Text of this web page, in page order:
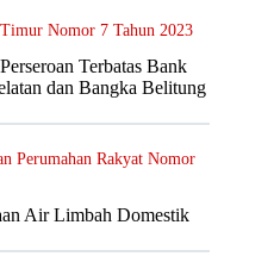
Nomor 7 Tahun 2023
Terbatas Bank
dan Bangka Belitung
Perumahan Rakyat Nomor
Air Limbah Domestik